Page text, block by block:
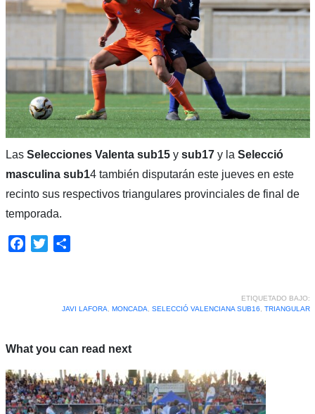
Las Selecciones Valenta sub15 y sub17y la Selecció
masculina sub14 también disputarán este jueves en este
recinto sus respectivos triangulares provinciales de final de
temporada.
Facebook
Twitter
ETIQUETADO BAJO:
JAVI LAFORA
MONCADA SELECCIÓ VALENCIANA SUB16 TRIANGULAR
What you can read next